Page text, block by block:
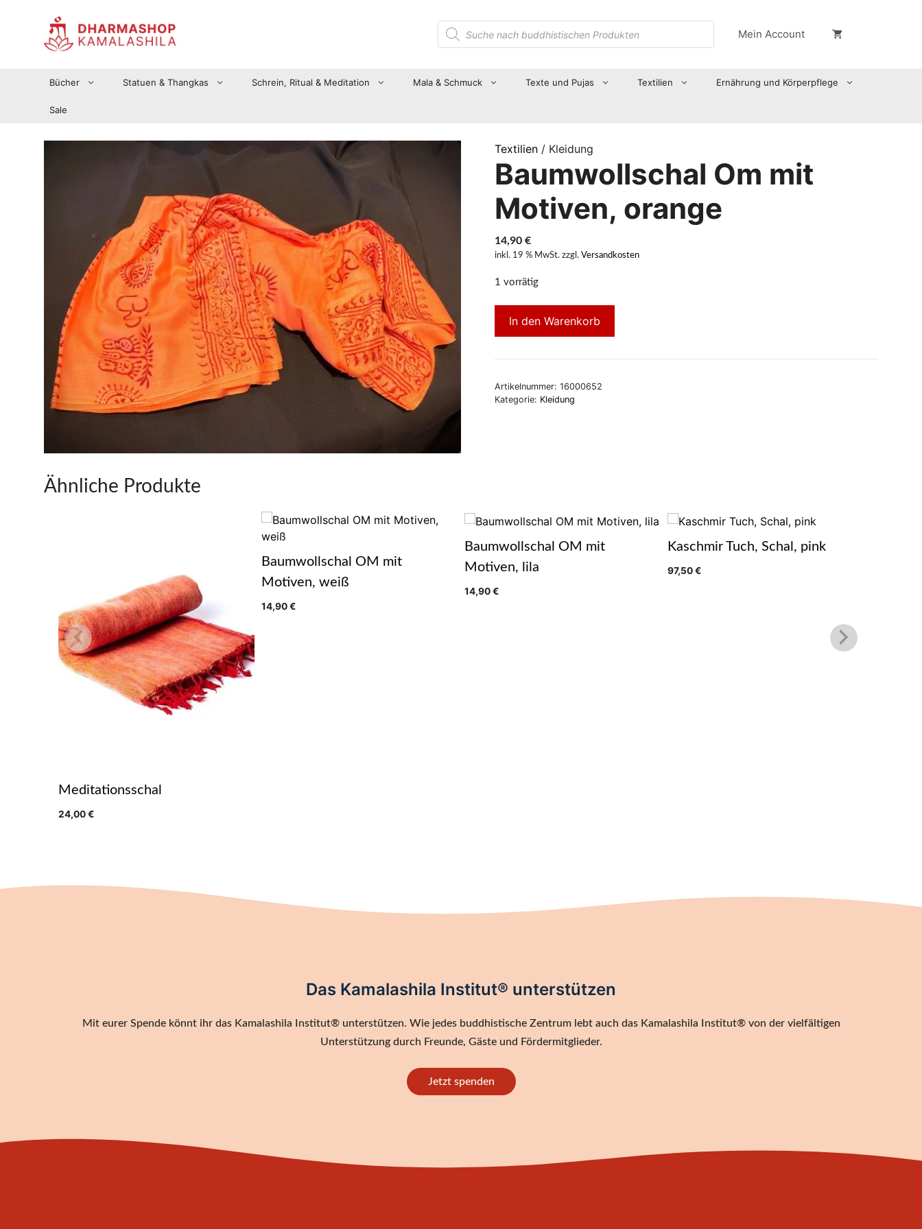
Suche
nach
Produkten
Mein Account
Bücher Statuen & Thangkas Schrein, Ritual & Meditation Mala & Schmuck Texte und Pujas Textilien Ernährung und Körperpflege
Sale
Textilien/ Kleidung
Baumwollschal Om mit
Motiven, orange
14,90 €
inkl. 19 % MwSt. zzgl. Versandkosten
1 vorrätig
In den Warenkorb
Artikelnummer: 16000652
Kategorie: Kleidung
Ähnliche Produkte
Meditationsschal
24,00€
Baumwollschal OM mit
Motiven, weiß
14,90€
Baumwollschal OM mit
Motiven, lila
14,90€
Kaschmir Tuch, Schal, pink
97,50€
Das Kamalashila Institut® unterstützen
Mit eurer Spende könnt ihr das Kamalashila Institut® unterstützen. Wie jedes buddhistische Zentrum lebt auch das Kamalashila Institut® von der vielfältigen
Unterstützung durch Freunde, Gäste und Fördermitglieder.
Jetzt spenden